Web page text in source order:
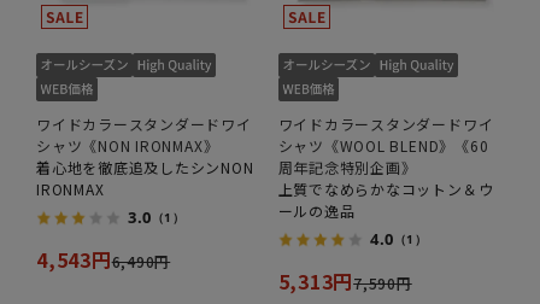
ワイドカラースタンダードワイ
シャツ《NON IRONMAX》
着心地を徹底追及したシンNON
IRONMAX
3.0 （1）
4,543円6,490円
ワイドカラースタンダードワイ
シャツ《WOOL BLEND》《60
周年記念特別企画》
上質でなめらかなコットン＆ウ
ールの逸品
4.0 （1）
5,313円7,590円